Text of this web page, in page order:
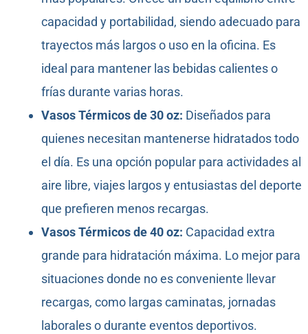
capacidad y portabilidad, siendo adecuado para
trayectos más largos o uso en la oficina. Es
ideal para mantener las bebidas calientes o
frías durante varias horas.
Vasos Térmicos de 30 oz: Diseñados para
quienes necesitan mantenerse hidratados todo
el día. Es una opción popular para actividades al
aire libre, viajes largos y entusiastas del deporte
que prefieren menos recargas.
Vasos Térmicos de 40 oz: Capacidad extra
grande para hidratación máxima. Lo mejor para
situaciones donde no es conveniente llevar
recargas, como largas caminatas, jornadas
laborales o durante eventos deportivos.